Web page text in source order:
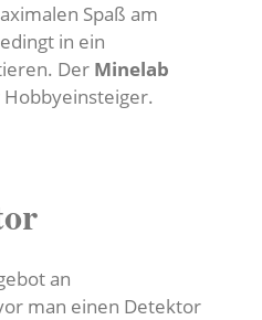
Spaß am
in ein
Der Minelab
an
man einen Detektor